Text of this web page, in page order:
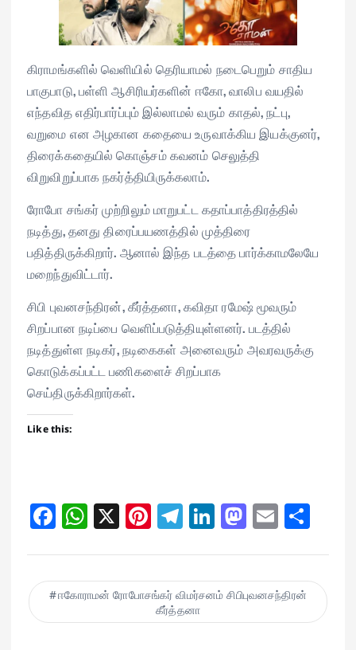
கிராமங்களில் வெளியில் தெரியாமல் நடைபெறும் சாதிய
பாகுபாடு, பள்ளி ஆசிரியர்களின் ஈகோ, வாலிப வயதில்
எந்தவித எதிர்பார்ப்பும் இல்லாமல் வரும் காதல், நட்பு,
வறுமை என அழகான கதையை உருவாக்கிய இயக்குனர்,
திரைக்கதையில் கொஞ்சம் கவனம் செலுத்தி
விறுவிறுப்பாக நகர்த்தியிருக்கலாம்.
ரோபோ சங்கர் முற்றிலும் மாறுபட்ட கதாப்பாத்திரத்தில்
நடித்து, தனது திரைப்பயணத்தில் முத்திரை
பதித்திருக்கிறார். ஆனால் இந்த படத்தை பார்க்காமலேயே
மறைந்துவிட்டார்.
சிபி புவனசந்திரன், கீர்த்தனா, கவிதா ரமேஷ் மூவரும்
சிறப்பான நடிப்பை வெளிப்படுத்தியுள்ளனர். படத்தில்
நடித்துள்ள நடிகர், நடிகைகள் அனைவரும் அவரவருக்கு
கொடுக்கப்பட்ட பணிகளைச் சிறப்பாக
செய்திருக்கிறார்கள்.
Like this:
Fa
ce
bo
ok
W
ha
ts
A
pp
X Pi
nt
er
es
t
Te
le
gr
a
m
Li
nk
ed
In
M
as
to
do
n
E
m
ail e
ஈகோராமன் ரோபோசங்கர் விமர்சனம் சிபிபுவனசந்திரன்
கீர்த்தனா